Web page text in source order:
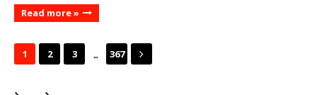
Read more »
1 2 3 ... 367